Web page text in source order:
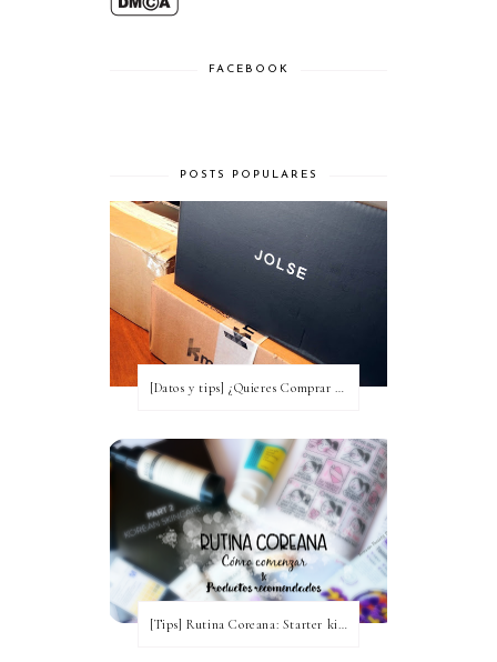
FACEBOOK
POSTS POPULARES
[Tips] Rutina Coreana: Starter kit para comenzar ~ Productos recomendados